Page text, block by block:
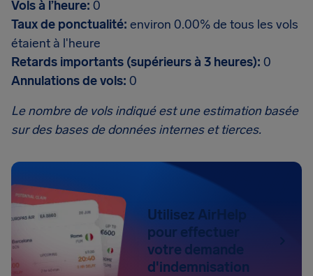
Vols à l’heure: 0
Taux de ponctualité: environ 0.00% de tous les vols
étaient à l'heure
Retards importants (supérieurs à 3 heures): 0
Annulations de vols: 0
Le nombre de vols indiqué est une estimation basée
sur des bases de données internes et tierces.
Utilisez AirHelp
pour effectuer
votre demande
d'indemnisation